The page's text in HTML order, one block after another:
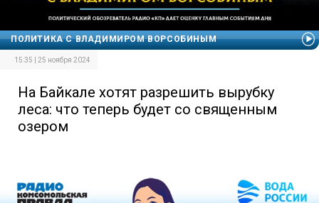
ПОЛИТИКА С ВЛАДИМИРОМ ВОРСОБИНЫМ
15:35 | 25 ноября 2024
На Байкале хотят разрешить вырубку
леса: что теперь будет со священным
озером